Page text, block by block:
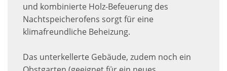
und kombinierte Holz-Befeuerung des
Nachtspeicherofens sorgt für eine
klimafreundliche Beheizung.
Das unterkellerte Gebäude, zudem noch ein